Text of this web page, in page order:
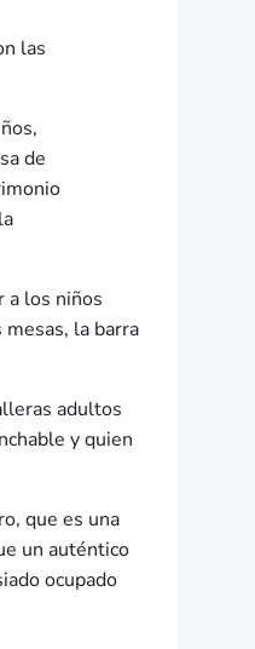
las
de
a los niños
la barra
adultos
y quien
que es una
un auténtico
ocupado